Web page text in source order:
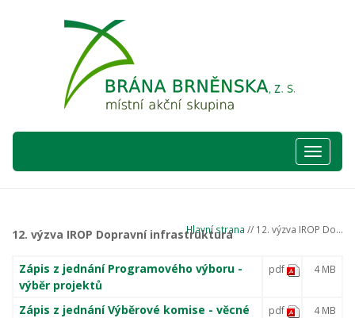
Hlavní
nabídka
Hlavní strana // 12. výzva IROP Do...
12. výzva IROP Dopravní infrastruktura
Zápis z jednání Programového výboru -
výběr projektů
pdf 4 MB
Zápis z jednání Výběrové komise - věcné
pdf 4 MB